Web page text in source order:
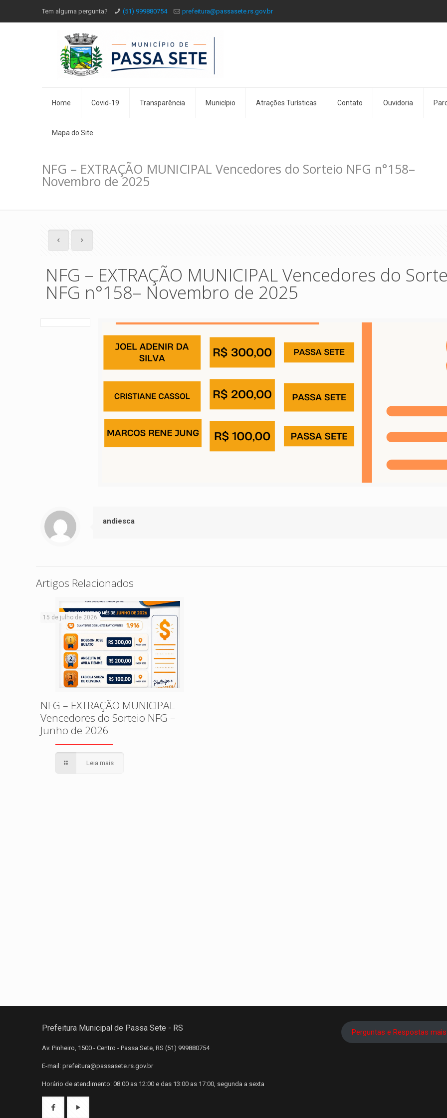
Tem alguma pergunta? (51) 999880754 prefeitura@passasete.rs.gov.br
Home Covid-19 Transparência Município Atrações Turísticas Contato Ouvidoria
Mapa do Site
NFG – EXTRAÇÃO MUNICIPAL Vencedores do Sorteio NFG n°158–
Novembro de 2025
NFG – EXTRAÇÃO MUNICIPAL Vencedores do
NFG n°158– Novembro de 2025
andiesca
Artigos Relacionados
15 de julho de 2026
NFG – EXTRAÇÃO MUNICIPAL
Vencedores do Sorteio NFG –
Junho de 2026
Leia mais
Prefeitura Municipal de Passa Sete - RS
Av. Pinheiro, 1500 - Centro - Passa Sete, RS (51) 999880754
E-mail: prefeitura@passasete.rs.gov.br
Horário de atendimento: 08:00 as 12:00 e das 13:00 as 17:00, segunda a sexta
Perguntas e Respostas